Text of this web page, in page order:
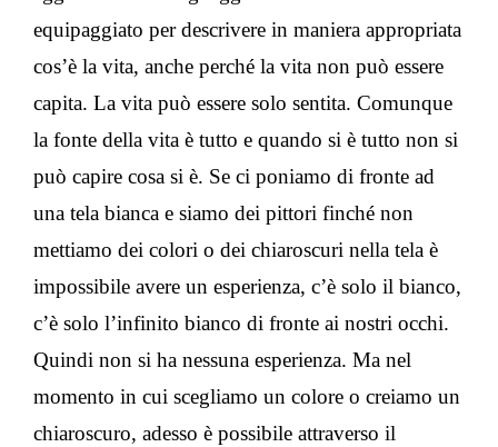
equipaggiato per descrivere in maniera appropriata
cos’è la vita, anche perché la vita non può essere
capita. La vita può essere solo sentita. Comunque
la fonte della vita è tutto e quando si è tutto non si
può capire cosa si è. Se ci poniamo di fronte ad
una tela bianca e siamo dei pittori finché non
mettiamo dei colori o dei chiaroscuri nella tela è
impossibile avere un esperienza, c’è solo il bianco,
c’è solo l’infinito bianco di fronte ai nostri occhi.
Quindi non si ha nessuna esperienza. Ma nel
momento in cui scegliamo un colore o creiamo un
chiaroscuro, adesso è possibile attraverso il